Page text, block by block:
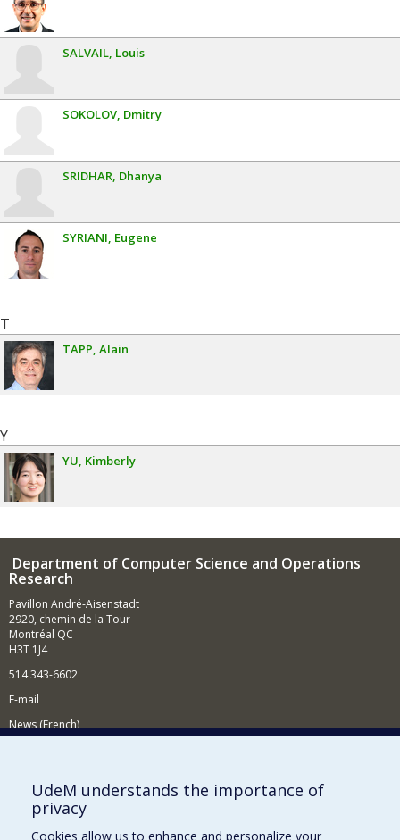
SALVAIL Louis
SOKOLOV Dmitry
SRIDHAR Dhanya
SYRIANI Eugene
T
TAPP Alain
Y
YU Kimberly
Department of Computer Science and Operations
Research
Pavillon André-Aisenstadt
2920, chemin de la Tour
Montréal QC
H3T 1J4
514 343-6602
E-mail
News (French)
Supporting the Department
NEED HELP?
UdeM understands the importance of
privacy
Cookies allow us to enhance and personalize your